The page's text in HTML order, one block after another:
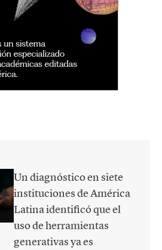
Un diagnóstico en siete
instituciones de América
Latina identificó que el
uso de herramientas
generativas ya es